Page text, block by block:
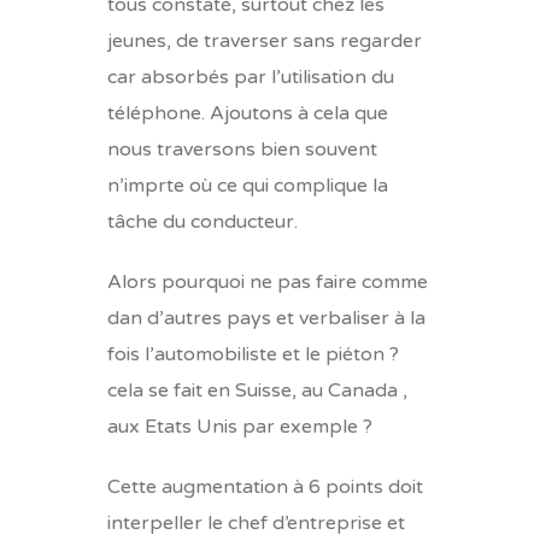
tous constaté, surtout chez les
jeunes, de traverser sans regarder
car absorbés par l’utilisation du
téléphone. Ajoutons à cela que
nous traversons bien souvent
n’imprte où ce qui complique la
tâche du conducteur.
Alors pourquoi ne pas faire comme
dan d’autres pays et verbaliser à la
fois l’automobiliste et le piéton ?
cela se fait en Suisse, au Canada ,
aux Etats Unis par exemple ?
Cette augmentation à 6 points doit
interpeller le chef d’entreprise et